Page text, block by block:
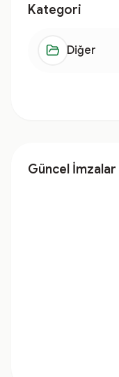
Kategori
Diğer
Güncel İmzalar